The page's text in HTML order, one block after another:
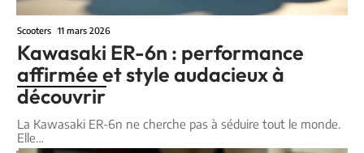
Scooters 11 mars 2026
Kawasaki ER-6n : performance
affirmée et style audacieux à
découvrir
La Kawasaki ER-6n ne cherche pas à séduire tout le monde.
Elle…